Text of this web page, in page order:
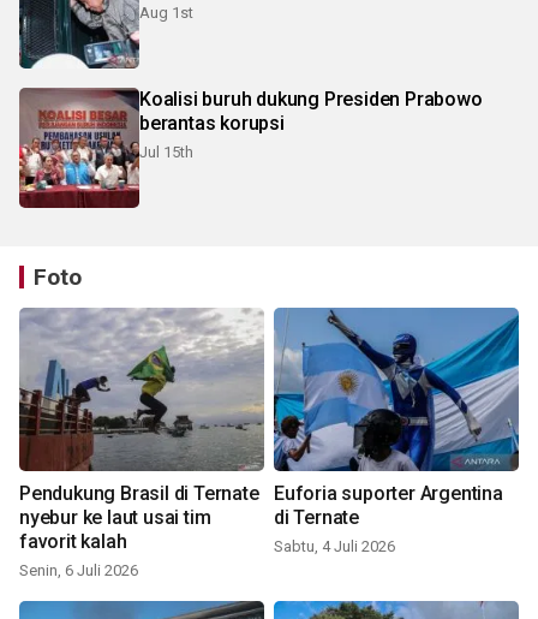
Aug 1st
Koalisi buruh dukung Presiden Prabowo
berantas korupsi
Jul 15th
Foto
Pendukung Brasil di Ternate
nyebur ke laut usai tim
favorit kalah
Senin, 6 Juli 2026
Euforia suporter Argentina
di Ternate
Sabtu, 4 Juli 2026